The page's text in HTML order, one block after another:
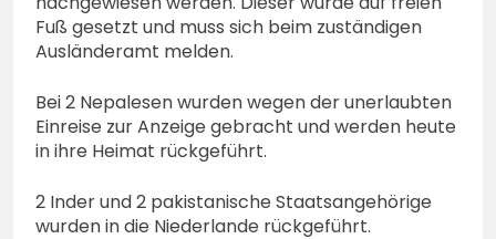
Fuß gesetzt und muss sich beim zuständigen
Ausländeramt melden.
Bei 2 Nepalesen wurden wegen der unerlaubten
Einreise zur Anzeige gebracht und werden heute
in ihre Heimat rückgeführt.
2 Inder und 2 pakistanische Staatsangehörige
wurden in die Niederlande rückgeführt.